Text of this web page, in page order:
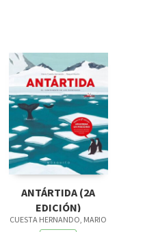
ANTÁRTIDA (2A
EDICIÓN)
CUESTA HERNANDO, MARIO